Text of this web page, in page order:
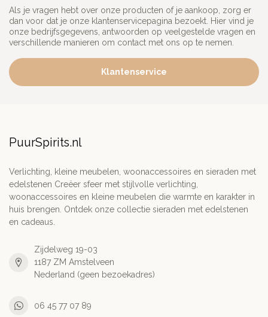
Als je vragen hebt over onze producten of je aankoop, zorg er
dan voor dat je onze klantenservicepagina bezoekt. Hier vind je
onze bedrijfsgegevens, antwoorden op veelgestelde vragen en
verschillende manieren om contact met ons op te nemen.
Klantenservice
PuurSpirits.nl
Verlichting, kleine meubelen, woonaccessoires en sieraden met
edelstenen Creëer sfeer met stijlvolle verlichting,
woonaccessoires en kleine meubelen die warmte en karakter in
huis brengen. Ontdek onze collectie sieraden met edelstenen
en cadeaus.
Zijdelweg 19-03
1187 ZM Amstelveen
Nederland (geen bezoekadres)
06 45 77 07 89